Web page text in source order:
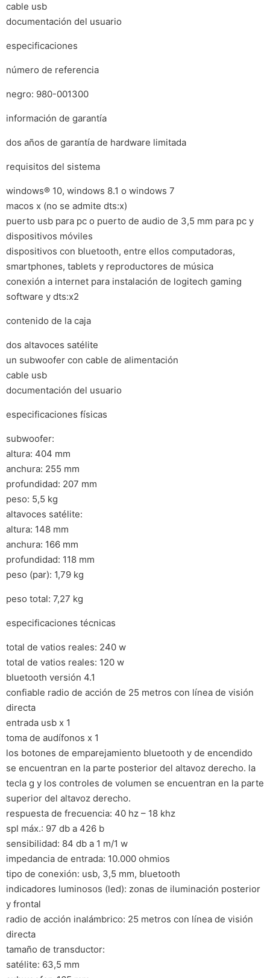
cable usb
documentación del usuario
especificaciones
número de referencia
negro: 980-001300
información de garantía
dos años de garantía de hardware limitada
requisitos del sistema
windows® 10, windows 8.1 o windows 7
macos x (no se admite dts:x)
puerto usb para pc o puerto de audio de 3,5 mm para pc y
dispositivos móviles
dispositivos con bluetooth, entre ellos computadoras,
smartphones, tablets y reproductores de música
conexión a internet para instalación de logitech gaming
software y dts:x2
contenido de la caja
dos altavoces satélite
un subwoofer con cable de alimentación
cable usb
documentación del usuario
especificaciones físicas
subwoofer:
altura: 404 mm
anchura: 255 mm
profundidad: 207 mm
peso: 5,5 kg
altavoces satélite:
altura: 148 mm
anchura: 166 mm
profundidad: 118 mm
peso (par): 1,79 kg
peso total: 7,27 kg
especificaciones técnicas
total de vatios reales: 240 w
total de vatios reales: 120 w
bluetooth versión 4.1
confiable radio de acción de 25 metros con línea de visión
directa
entrada usb x 1
toma de audífonos x 1
los botones de emparejamiento bluetooth y de encendido
se encuentran en la parte posterior del altavoz derecho. la
tecla g y los controles de volumen se encuentran en la parte
superior del altavoz derecho.
respuesta de frecuencia: 40 hz – 18 khz
spl máx.: 97 db a 426 b
sensibilidad: 84 db a 1 m/1 w
impedancia de entrada: 10.000 ohmios
tipo de conexión: usb, 3,5 mm, bluetooth
indicadores luminosos (led): zonas de iluminación posterior
y frontal
radio de acción inalámbrico: 25 metros con línea de visión
directa
tamaño de transductor:
satélite: 63,5 mm